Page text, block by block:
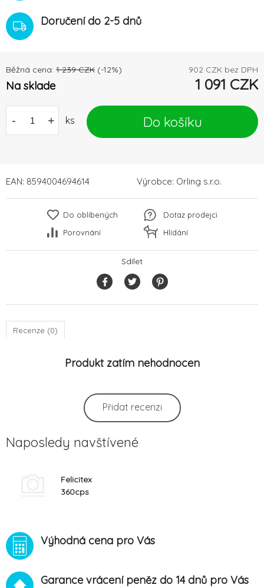
Běžná cena: 1 239 CZK (-12%) 902 CZK bez DPH
Na sklade 1 091 CZK
- + ks Do košíku
Doručení do 2-5 dnů
EAN: 8594004694614 Výrobce: Orling s.r.o.
Do oblíbených
Porovnání
Dotaz prodejci
Hlídání
Sdílet
Recenze (0)
Produkt zatím nehodnocen
Přidat recenzi
Naposledy navštívené
Felicitex
360cps
Výhodná cena pro Vás
Garance vrácení peněz do 14 dnů pro Vás